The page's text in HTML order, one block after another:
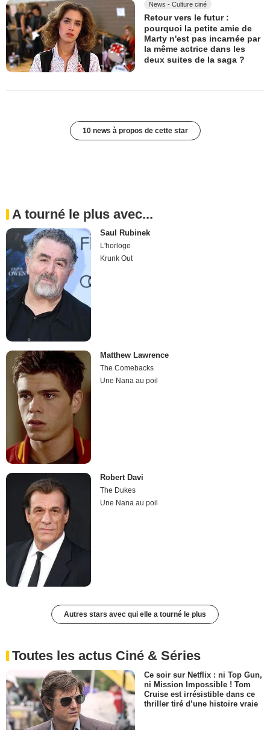
News - Culture ciné
Retour vers le futur :
pourquoi la petite amie de
Marty n'est pas incarnée par
la même actrice dans les
deux suites de la saga ?
10 news à propos de cette star
A tourné le plus avec...
Saul Rubinek
L'horloge
Krunk Out
Matthew Lawrence
The Comebacks
Une Nana au poil
Robert Davi
The Dukes
Une Nana au poil
Autres stars avec qui elle a tourné le plus
Toutes les actus Ciné & Séries
Ce soir sur Netflix : ni Top Gun,
ni Mission Impossible ! Tom
Cruise est irrésistible dans ce
thriller tiré d’une histoire vraie